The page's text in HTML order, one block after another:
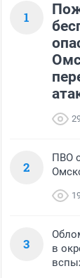
1
2
ПВО
3
в